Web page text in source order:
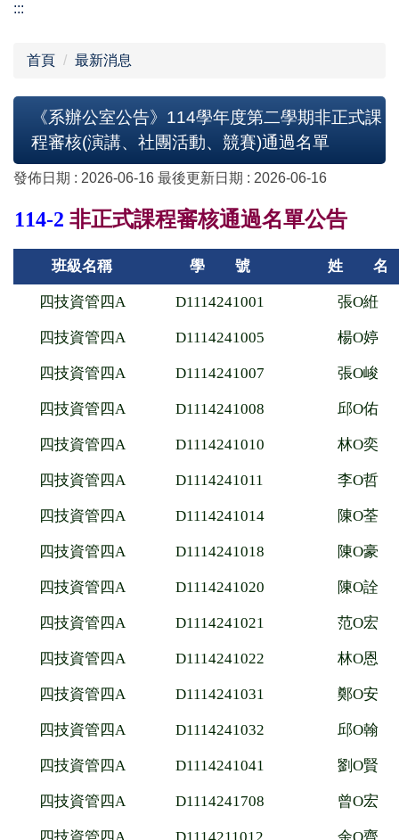
:::
首頁 最新消息
《系辦公室公告》114學年度第二學期非正式課
程審核(演講、社團活動、競賽)通過名單
發佈日期 : 2026-06-16 最後更新日期 : 2026-06-16
114-2 非正式課程審核通過名單公告
班級名稱 學 號 姓 名
四技資管四A D1114241001 張O絍
四技資管四A D1114241005 楊O婷
四技資管四A D1114241007 張O峻
四技資管四A D1114241008 邱O佑
四技資管四A D1114241010 林O奕
四技資管四A D1114241011 李O哲
四技資管四A D1114241014 陳O荃
四技資管四A D1114241018 陳O豪
四技資管四A D1114241020 陳O詮
四技資管四A D1114241021 范O宏
四技資管四A D1114241022 林O恩
四技資管四A D1114241031 鄭O安
四技資管四A D1114241032 邱O翰
四技資管四A D1114241041 劉O賢
四技資管四A D1114241708 曾O宏